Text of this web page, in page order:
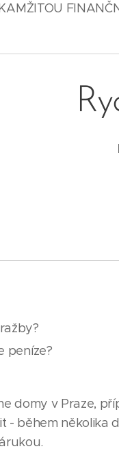
peníze?
domy v Praze,
- během několika